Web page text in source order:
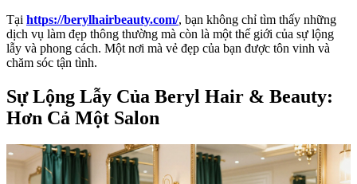
Tại https://berylhairbeauty.com/, bạn không chỉ tìm thấy những
dịch vụ làm đẹp thông thường mà còn là một thế giới của sự lộng
lẫy và phong cách. Một nơi mà vẻ đẹp của bạn được tôn vinh và
chăm sóc tận tình.
Sự Lộng Lẫy Của Beryl Hair & Beauty:
Hơn Cả Một Salon